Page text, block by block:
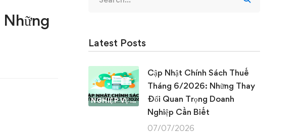
for:
Latest Posts
NGHIỆP VỤ KẾ TOÁN & THUẾ
Cập Nhật Chính Sách Thuế
Tháng 6/2026: Những Thay
Đổi Quan Trọng Doanh
Nghiệp Cần Biết
07/07/2026